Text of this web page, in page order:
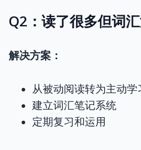
Q2：读了很多但词
解决方案：
从被动阅读转为主动学
建立词汇笔记系统
定期复习和运用